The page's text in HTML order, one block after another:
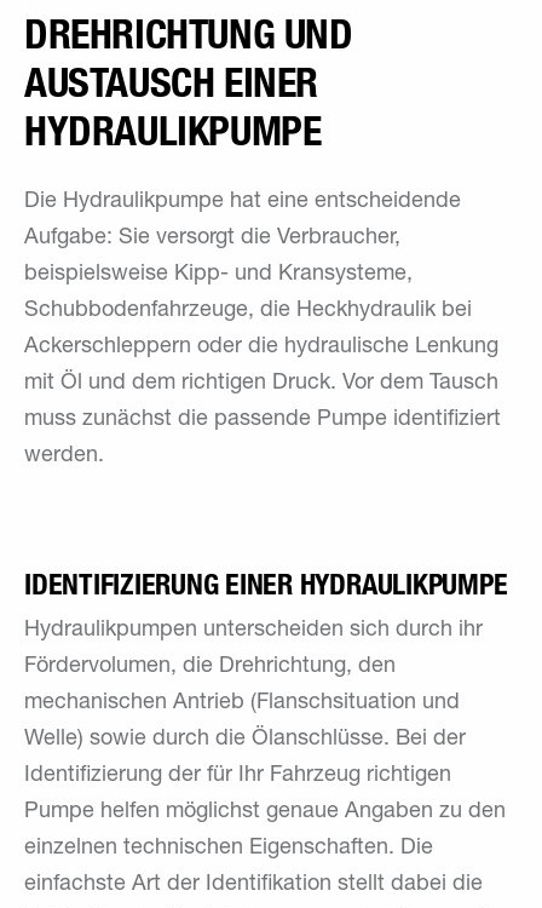
DREHRICHTUNG UND
AUSTAUSCH EINER
HYDRAULIKPUMPE
Die Hydraulikpumpe hat eine entscheidende
Aufgabe: Sie versorgt die Verbraucher,
beispielsweise Kipp- und Kransysteme,
Schubbodenfahrzeuge, die Heckhydraulik bei
Ackerschleppern oder die hydraulische Lenkung
mit Öl und dem richtigen Druck. Vor dem Tausch
muss zunächst die passende Pumpe identifiziert
werden.
IDENTIFIZIERUNG EINER HYDRAULIKPUMPE
Hydraulikpumpen unterscheiden sich durch ihr
Fördervolumen, die Drehrichtung, den
mechanischen Antrieb (Flanschsituation und
Welle) sowie durch die Ölanschlüsse. Bei der
Identifizierung der für Ihr Fahrzeug richtigen
Pumpe helfen möglichst genaue Angaben zu den
einzelnen technischen Eigenschaften. Die
einfachste Art der Identifikation stellt dabei die